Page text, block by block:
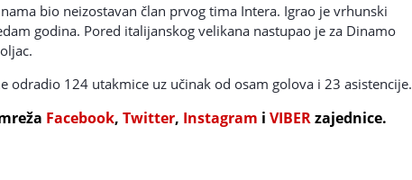
bio neizostavan član prvog tima Intera. Igrao je vrhunski
godina. Pored italijanskog velikana nastupao je za Dinamo
odradio 124 utakmice uz učinak od osam golova i 23 asistencije.
Facebook, Twitter, Instagram i VIBERzajednice.